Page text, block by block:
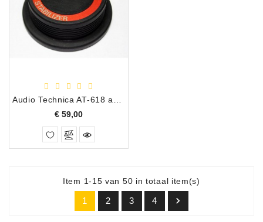
€ 59,00Prijs
Item 1-15 van 50 in totaal item(s)
1 2 3 4 